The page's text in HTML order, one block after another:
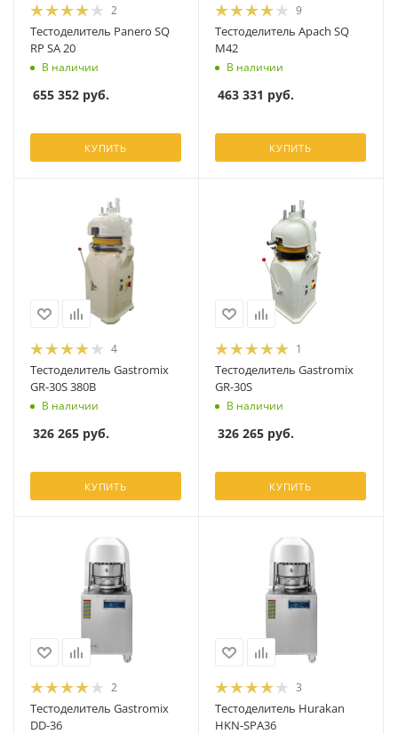
2
Тестоделитель Panero SQ
RP SA 20
В наличии
655 352 руб.
КУПИТЬ
9
Тестоделитель Apach SQ
M42
В наличии
463 331 руб.
КУПИТЬ
4
Тестоделитель Gastromix
GR-30S 380В
В наличии
326 265 руб.
КУПИТЬ
1
Тестоделитель Gastromix
GR-30S
В наличии
326 265 руб.
КУПИТЬ
2
Тестоделитель Gastromix
DD-36
3
Тестоделитель Hurakan
HKN-SPA36